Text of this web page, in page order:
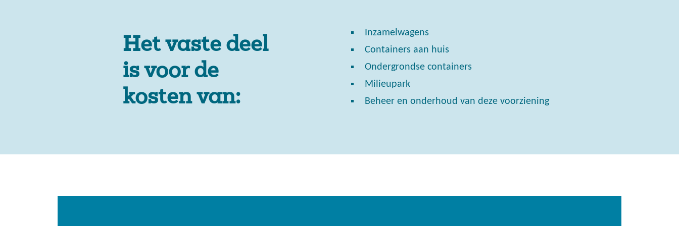
Het vaste deel
is voor de
kosten van:
Inzamelwagens
Containers aan huis
Ondergrondse containers
Milieupark
Beheer en onderhoud van deze voorziening